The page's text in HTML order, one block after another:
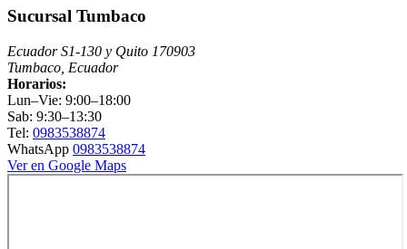
Sucursal Tumbaco
Ecuador S1-130 y Quito 170903
Tumbaco, Ecuador
Horarios:
Lun–Vie: 9:00–18:00
Sab: 9:30–13:30
Tel: 0983538874
WhatsApp 0983538874
Ver en Google Maps